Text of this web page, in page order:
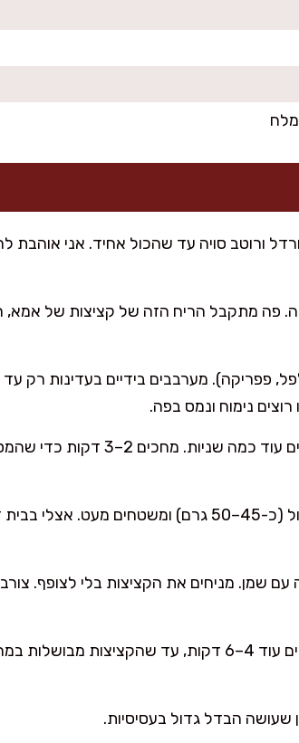
ורוטב סויה עד שהכול אחיד. אני אוהבת
פה מתקבל הריח הזה של קציצות של אמא,
פפריקה). מערבבים בידיים בעדינות רק עד
נימוח ונמס בפה.
מוסיפים פסיליום או קמח שקדים ומערבבים עוד
מרטיבים ידיים ויוצרים כדורים בגודל אגוז גדול (כ-45–50 גרם)
מורידים לאש בינונית, מכסים וממשיכים עוד 4–6 דקות, עד שהקציצות